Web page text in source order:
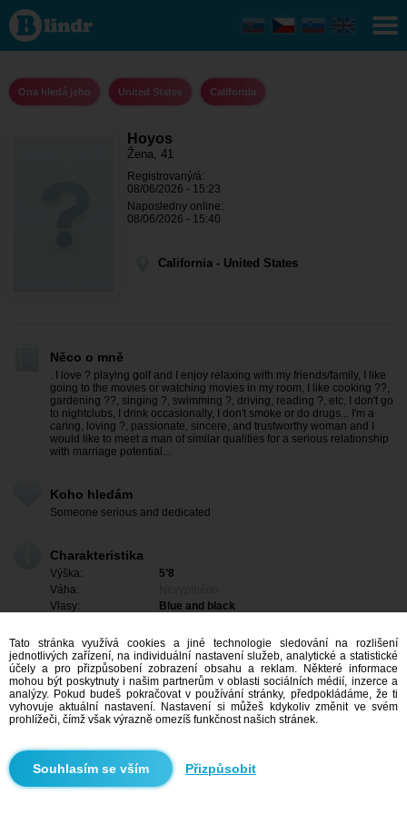
Hoyos -
Ona
hledá
jeho
Ona hledá jeho United States California
Hoyos
Žena, 41
Registrovaný/á:
08/06/2026 - 15:23
Naposledny online:
08/06/2026 - 15:40
California - United States
Něco o mně
. I love ? playing golf and I enjoy relaxing with my friends/family, I like
going to the movies or watching movies in my room, I like cooking ?‍?,
gardening ?‍?, singing ?, swimming ?, driving, reading ?, etc, I don't go
to nightclubs, I drink occasionally, I don't smoke or do drugs... I'm a
caring, loving ?, passionate, sincere, and trustworthy woman and I
would like to meet a man of similar qualities for a serious relationship
with marriage potential...
Koho hledám
Someone serious and dedicated
Charakteristika
Výška:
5’8
Váha:
Vlasy:
Blue and black
Tato stránka využívá cookies a jiné technologie sledování na rozlišení
jednotlivých zařízení, na individuální nastavení služeb, analytické a statistické
účely a pro přizpůsobení zobrazení obsahu a reklam. Některé informace
mohou být poskytnuty i našim partnerům v oblasti sociálních médií, inzerce a
analýzy. Pokud budeš pokračovat v používání stránky, předpokládáme, že ti
vyhovuje aktuální nastavení. Nastavení si můžeš kdykoliv změnit ve svém
prohlížeči, čímž však výrazně omezíš funkčnost našich stránek.
Přizpůsobit